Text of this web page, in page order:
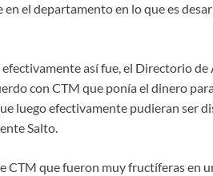
el departamento en lo que es
así fue, el Directorio de
con CTM que ponía el dinero
luego efectivamente pudieran ser
Salto.
CTM que fueron muy fructíferas en